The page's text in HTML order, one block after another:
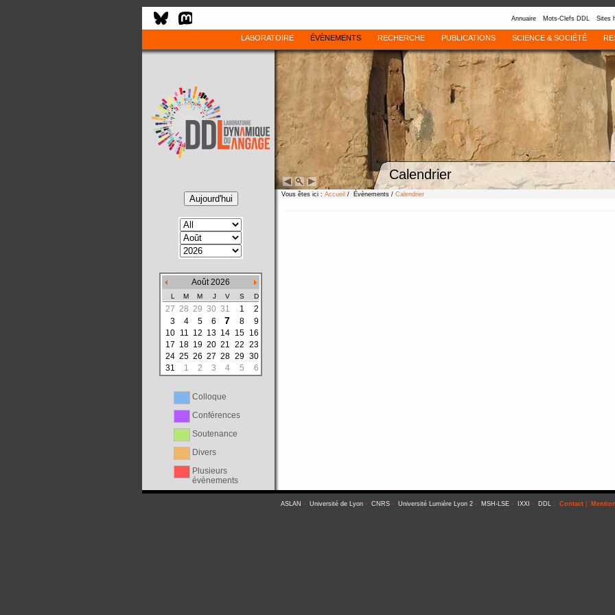
Annuaire Mots-Clefs DDL Sites
LABORATOIRE ÉVÈNEMENTS RECHERCHE PUBLICATIONS SCIENCE & SOCIÉTÉ
Calendrier
Août 2026
L M M J V S D
27 28 29 30 31 1
2
3
4 5 6 7 8
9
10 11 12 13 14 15 16
17 18 19 20 21 22 23
24 25 26 27 28 29 30
31
1 2 3 4 5 6
Colloque
Conférences
Soutenance
Divers
Plusieurs
évènements
Vous êtes ici : Accueil / Évènements / Calendrier
ASLAN - Université de Lyon- CNRS- Université Lumière Lyon 2- MSH-LSE- IXXI - DDL: Contact|